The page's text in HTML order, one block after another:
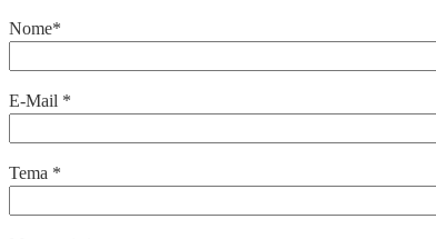
Nome*
E-Mail *
Tema *